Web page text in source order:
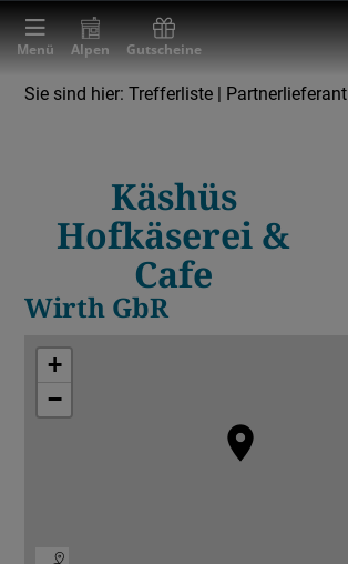
Menü Alpen Gutscheine
Sie sind hier: Trefferliste | Partnerlieferant
Käshüs
Hofkäserei &
Cafe
Wirth GbR